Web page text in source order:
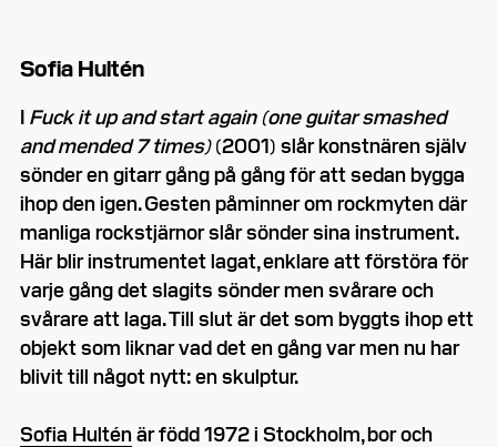
Sofia Hultén
I Fuck it up and start again (one guitar smashed
and mended 7 times)(2001) slår konstnären själv
sönder en gitarr gång på gång för att sedan bygga
ihop den igen. Gesten påminner om rockmyten där
manliga rockstjärnor slår sönder sina instrument.
Här blir instrumentet lagat, enklare att förstöra för
varje gång det slagits sönder men svårare och
svårare att laga. Till slut är det som byggts ihop ett
objekt som liknar vad det en gång var men nu har
blivit till något nytt: en skulptur.
Sofia Hulténär född 1972 i Stockholm, bor och